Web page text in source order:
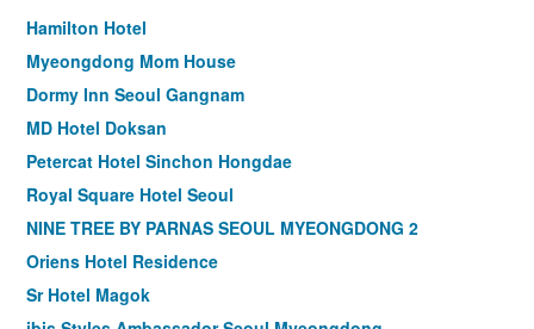
Hamilton Hotel
Myeongdong Mom House
Dormy Inn Seoul Gangnam
MD Hotel Doksan
Petercat Hotel Sinchon Hongdae
Royal Square Hotel Seoul
NINE TREE BY PARNAS SEOUL MYEONGDONG 2
Oriens Hotel Residence
Sr Hotel Magok